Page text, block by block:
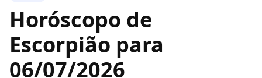
Horóscopo de
Escorpião para
06/07/2026